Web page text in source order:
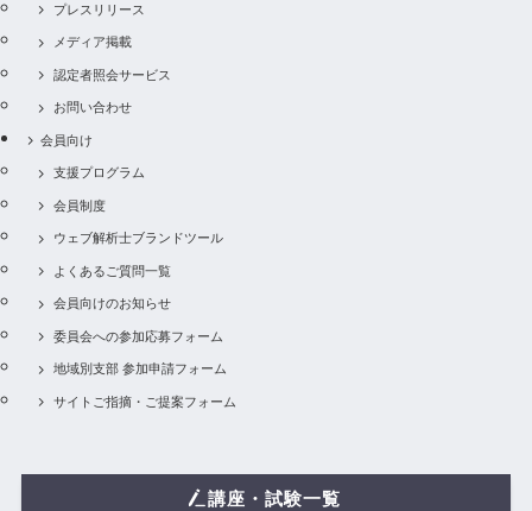
プレスリリース
メディア掲載
認定者照会サービス
お問い合わせ
会員向け
支援プログラム
会員制度
ウェブ解析士ブランドツール
よくあるご質問一覧
会員向けのお知らせ
委員会への参加応募フォーム
地域別支部 参加申請フォーム
サイトご指摘・ご提案フォーム
講座・試験一覧